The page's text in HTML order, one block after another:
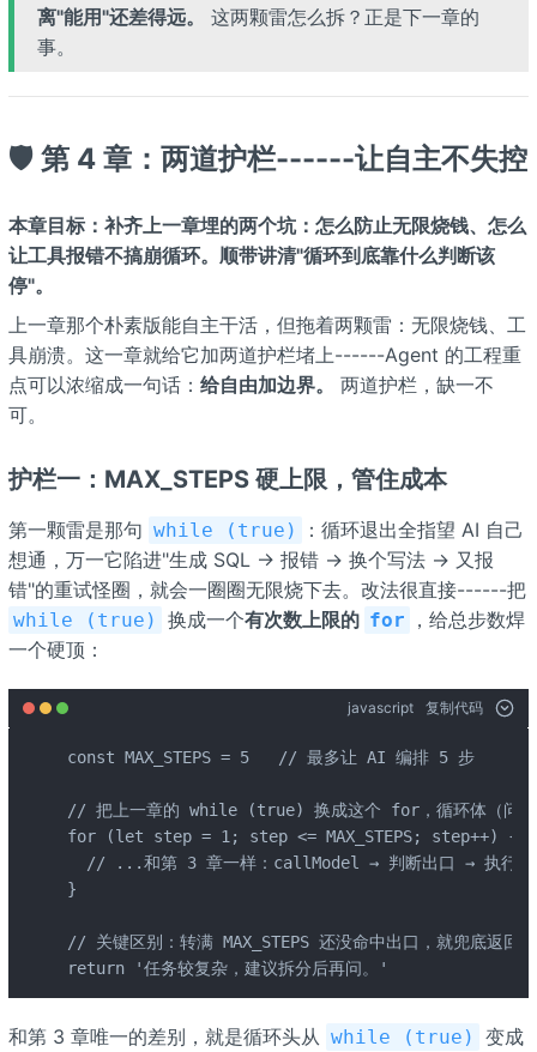
离"能用"还差得远。
这两颗雷怎么拆？正是下一章的
事。
🛡️ 第 4 章：两道护栏------让自主不失控
本章目标：补齐上一章埋的两个坑：怎么防止无限烧钱、怎么
让工具报错不搞崩循环。顺带讲清"循环到底靠什么判断该
停"。
上一章那个朴素版能自主干活，但拖着两颗雷：无限烧钱、工
具崩溃。这一章就给它加两道护栏堵上------Agent 的工程重
点可以浓缩成一句话： 给自由加边界。
两道护栏，缺一不
可。
护栏一：MAX_STEPS 硬上限，管住成本
第一颗雷是那句 while (true)
：循环退出全指望 AI 自己
想通，万一它陷进"生成 SQL → 报错 → 换个写法 → 又报
错"的重试怪圈，就会一圈圈无限烧下去。改法很直接------把
while (true) 换成一个有次数上限的 for
，给总步数焊
一个硬顶：
javascript 复制代码
const MAX_STEPS = 5   // 最多让 AI 编排 5 步
// 把上一章的 while (true) 换成这个 for，循环体（问
for (let step = 1; step <= MAX_STEPS; step++) {
// ...和第 3 章一样：callModel → 判断出口 → 执行工
}
// 关键区别：转满 MAX_STEPS 还没命中出口，就兜底返回
return '任务较复杂，建议拆分后再问。'
和第 3 章唯一的差别，就是循环头从 while (true)
变成